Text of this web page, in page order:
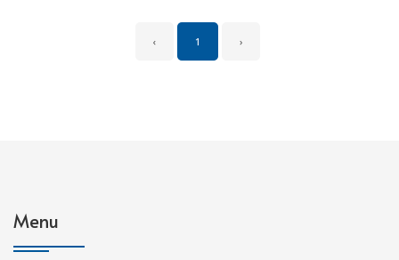
‹ 1 ›
Menu